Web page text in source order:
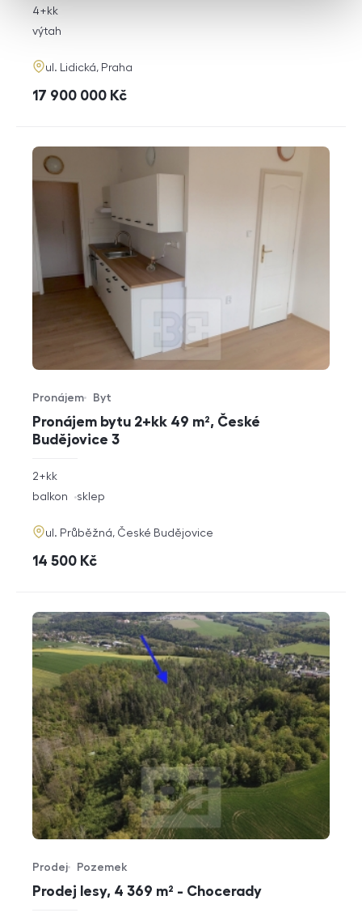
rozměry
dispozice
4+kk
funkce
výtah
adresa
ul. Lidická, Praha
cena
17 900 000 Kč
Pronájem bytu 2+kk 49 m², České
Budějovice 3
Typ nabídky
Pronájem
Typ nemovitosti
Byt
rozměry
dispozice
2+kk
funkce
balkon sklep
adresa
ul. Průběžná, České Budějovice
cena
14 500 Kč
Prodej lesy, 4 369 m² - Chocerady
Typ nabídky
Prodej
Typ nemovitosti
Pozemek